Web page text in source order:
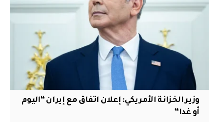
وزير الخزانة الأمريكي: إعلان اتفاق مع إيران “اليوم
أو غدا”